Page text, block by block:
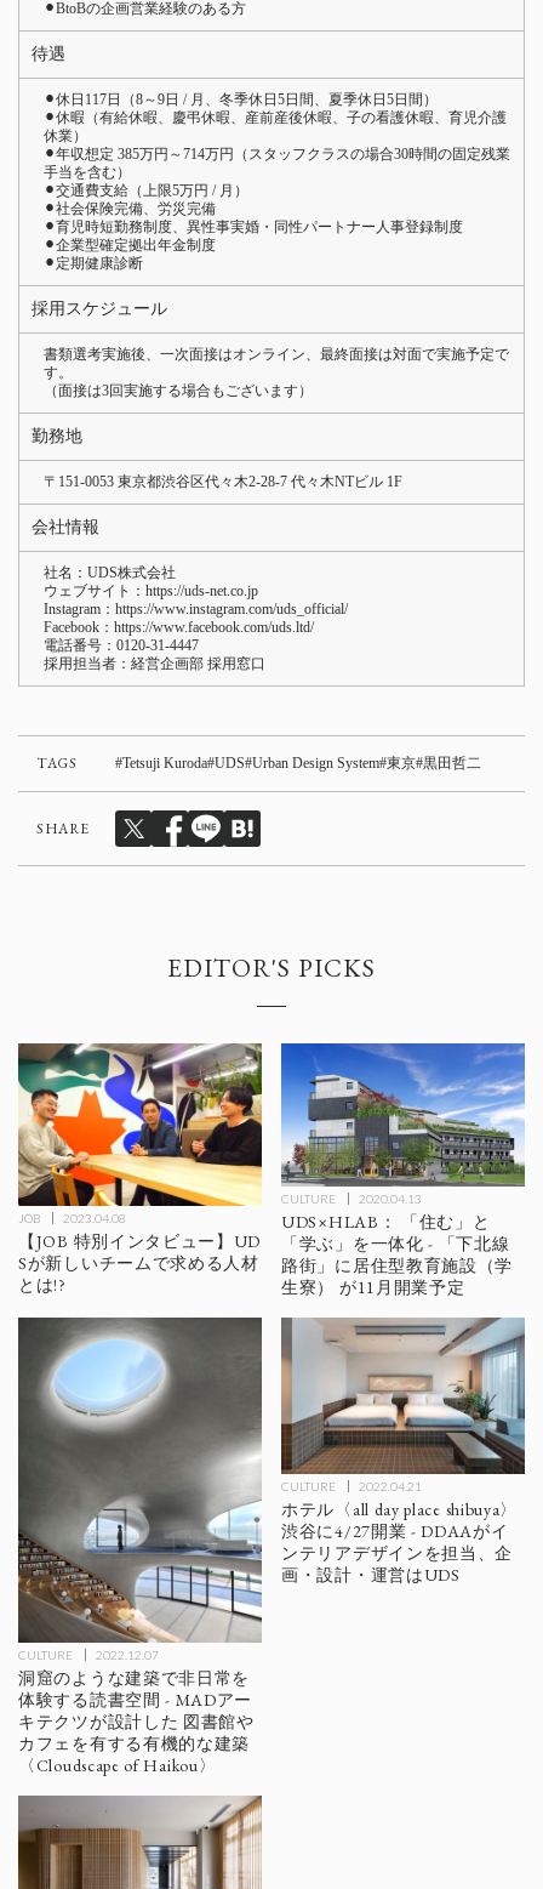
⚫︎BtoBの企画営業経験のある方
待遇
⚫︎休日117日（8～9日 / 月、冬季休日5日間、夏季休日5日間）
⚫︎休暇（有給休暇、慶弔休暇、産前産後休暇、子の看護休暇、育児介護
休業）
⚫︎年収想定 385万円～714万円（スタッフクラスの場合30時間の固定残業
手当を含む）
⚫︎交通費支給（上限5万円 / 月）
⚫︎社会保険完備、労災完備
⚫︎育児時短勤務制度、異性事実婚・同性パートナー人事登録制度
⚫︎企業型確定拠出年金制度
⚫︎定期健康診断
採用スケジュール
書類選考実施後、一次面接はオンライン、最終面接は対面で実施予定で
す。
（面接は3回実施する場合もございます）
勤務地
〒151-0053 東京都渋谷区代々木2-28-7 代々木NTビル 1F
会社情報
社名：UDS株式会社
ウェブサイト： https://uds-net.co.jp
Instagram： https://www.instagram.com/uds_official/
Facebook： https://www.facebook.com/uds.ltd/
電話番号： 0120-31-4447
採用担当者：経営企画部 採用窓口
TAGS Tetsuji Kuroda UDS Urban Design System 東京 黒田哲二
SHARE
EDITOR'S PICKS
JOB 2023.04.08
【JOB 特別インタビュー】UD
Sが新しいチームで求める人材
とは!?
CULTURE 2020.04.13
UDS×HLAB： 「住む」と
「学ぶ」を一体化 - 「下北線
路街」に居住型教育施設（学
生寮） が11月開業予定
CULTURE 2022.12.07
洞窟のような建築で非日常を
体験する読書空間 - MADアー
キテクツが設計した 図書館や
カフェを有する有機的な建築
〈Cloudscape of Haikou〉
CULTURE 2022.04.21
ホテル〈all day place shibuya〉
渋谷に4/27開業 - DDAAがイ
ンテリアデザインを担当、企
画・設計・運営はUDS